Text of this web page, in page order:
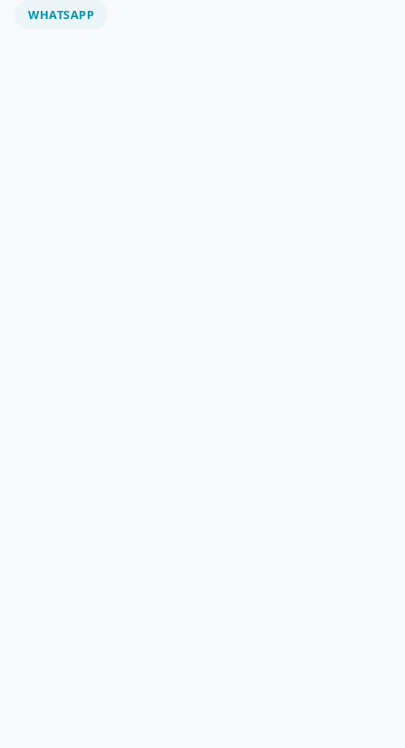
WHATSAPP